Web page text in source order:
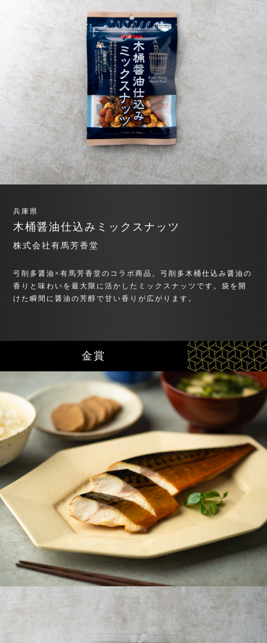
兵庫県
木桶醤油仕込みミックスナッツ
株式会社有馬芳香堂
弓削多醤油×有馬芳香堂のコラボ商品。弓削多木桶仕込み醤油の
香りと味わいを最大限に活かしたミックスナッツです。袋を開
けた瞬間に醤油の芳醇で甘い香りが広がります。
金賞